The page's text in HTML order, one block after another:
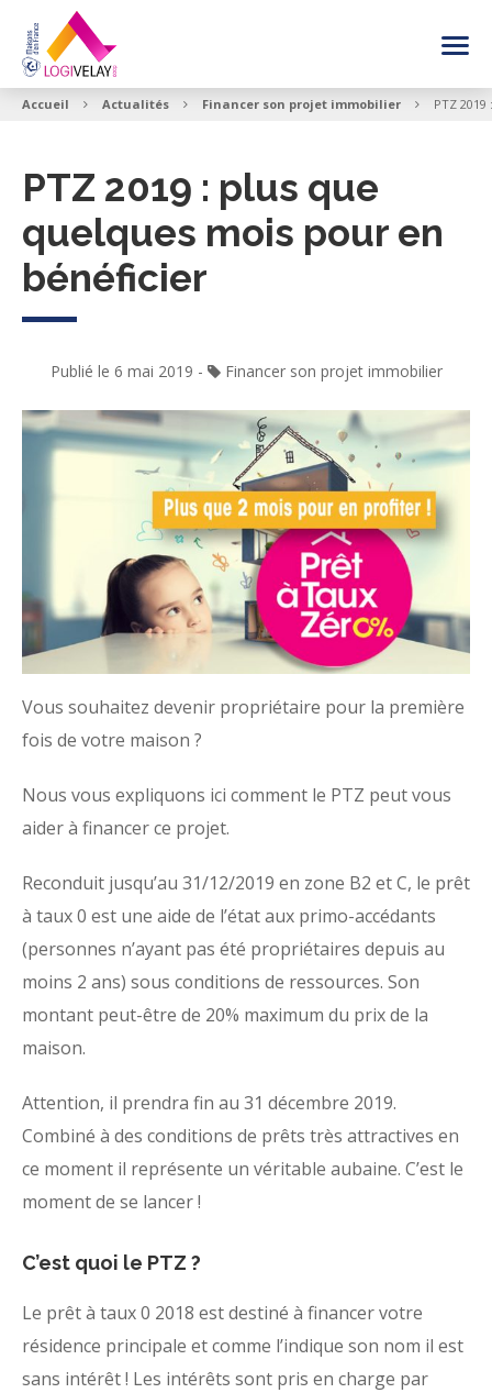
FAIRE CONSTRUIRE SA MAISON
VOIR LES OFFRES
Accueil Actualités Financer son projet immobilier PTZ
PTZ 2019 : plus que
quelques mois pour en
bénéficier
Publié le 6 mai 2019 - Financer son projet immobilier
Vous souhaitez devenir propriétaire pour la première
fois de votre maison ?
Nous vous expliquons ici comment le PTZ peut vous
aider à financer ce projet.
Reconduit jusqu’au 31/12/2019 en zone B2 et C, le prêt
à taux 0 est une aide de l’état aux primo-accédants
(personnes n’ayant pas été propriétaires depuis au
moins 2 ans) sous conditions de ressources. Son
montant peut-être de 20% maximum du prix de la
maison.
Attention, il prendra fin au 31 décembre 2019.
Combiné à des conditions de prêts très attractives en
ce moment il représente un véritable aubaine. C’est le
moment de se lancer !
C’est quoi le PTZ ?
Le prêt à taux 0 2018 est destiné à financer votre
résidence principale et comme l’indique son nom il est
sans intérêt ! Les intérêts sont pris en charge par